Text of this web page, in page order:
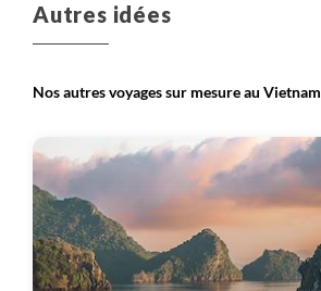
Autres idées
Nos autres voyages sur mesure au Vietnam